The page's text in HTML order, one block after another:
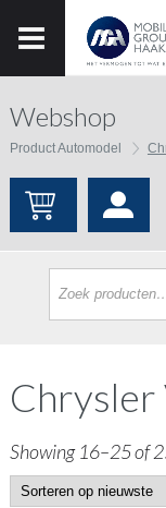
Webshop
Product Automodel
Chrysler
Showing 16–25 of